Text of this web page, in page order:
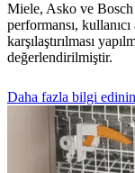
Miele, Asko ve Bosch
performansı, kullanıcı
karşılaştırılması
değerlendirilmiştir.
Daha fazla bilgi edinin